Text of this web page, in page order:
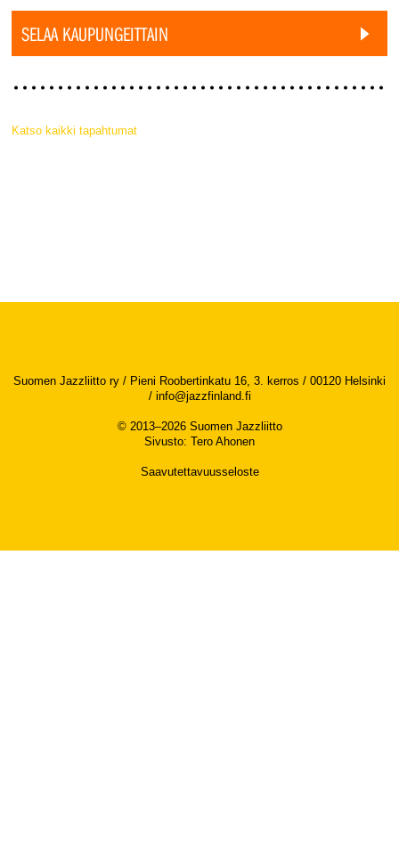
SELAA KAUPUNGEITTAIN
Katso kaikki tapahtumat
Suomen Jazzliitto ry / Pieni Roobertinkatu 16, 3. kerros / 00120 Helsinki
/ info@jazzfinland.fi
© 2013–2026 Suomen Jazzliitto
Sivusto: Tero Ahonen
Saavutettavuusseloste